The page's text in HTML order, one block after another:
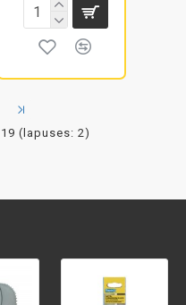
(lapuses: 2)